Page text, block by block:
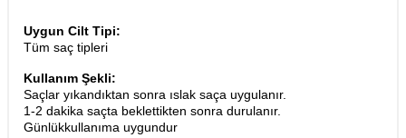
Uygun Cilt Tipi:
Tüm saç tipleri
Kullanım Şekli:
Saçlar yıkandıktan sonra ıslak saça uygulanır.
1-2 dakika saçta beklettikten sonra durulanır.
Günlükkullanıma uygundur